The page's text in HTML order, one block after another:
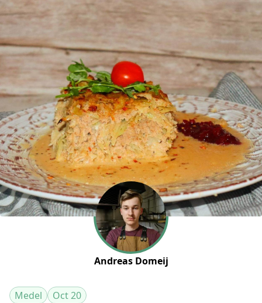
Andreas Domeij
Medel Oct 20